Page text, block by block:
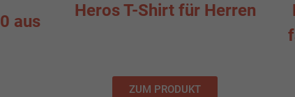
aus
Heros T-Shirt für Herren
ZUM PRODUKT